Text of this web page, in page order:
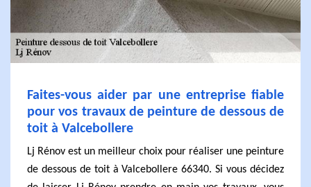
Faites-vous aider par une entreprise fiable
pour vos travaux de peinture de dessous de
toit à Valcebollere
Lj Rénov est un meilleur choix pour réaliser une peinture
de dessous de toit à Valcebollere 66340. Si vous décidez